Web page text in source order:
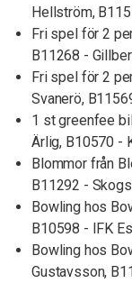
Hellström,
Fri spel för 2
B11268 -
Fri spel för 2
Svanerö,
1 st greenfee
Ärlig, B10570 -
Blommor från
B11292 -
Bowling hos
B10598 - IFK
Bowling hos
Gustavsson,